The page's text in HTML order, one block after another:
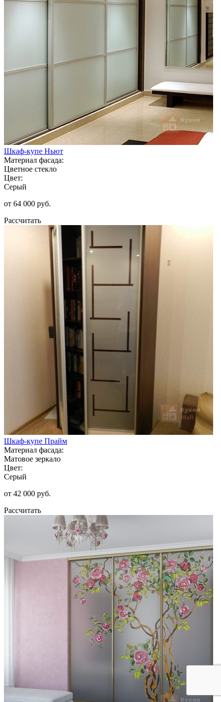
Шкаф-купе Ньют
Материал фасада:
Цветное стекло
Цвет:
Серый
от 64 000 руб.
Рассчитать
Шкаф-купе Прайм
Материал фасада:
Матовое зеркало
Цвет:
Серый
от 42 000 руб.
Рассчитать